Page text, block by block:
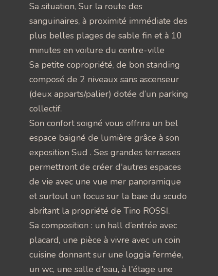
Sa situation, Sur la route des
sanguinaires, à proximité immédiate des
plus belles plages de sable fin et à 10
minutes en voiture du centre-ville
Sa petite copropriété, de bon standing
composé de 2 niveaux sans ascenseur
(deux apparts/palier) dotée d’un parking
collectif.
Son confort soigné vous offrira un bel
espace baigné de lumière grâce à son
exposition Sud . Ses grandes terrasses
permettront de créer d'autres espaces
de vie avec une vue mer panoramique
et surtout un focus sur la baie du scudo
abritant la propriété de Tino ROSSI.
Sa composition : un hall d’entrée avec
placard, une pièce à vivre avec un coin
cuisine donnant sur une loggia fermée,
un wc, une salle d'eau, à l'étage une